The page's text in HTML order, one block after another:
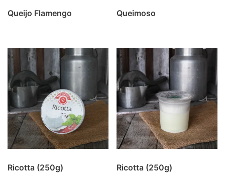
Queijo Flamengo Queimoso
Ricotta (250g) Ricotta (250g)